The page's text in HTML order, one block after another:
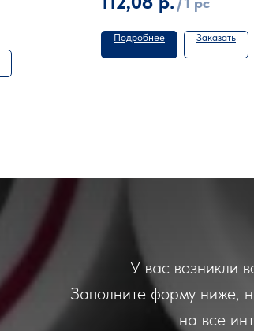
Подробнее Заказать
У вас возникли
Заполните форму ниже,
на все